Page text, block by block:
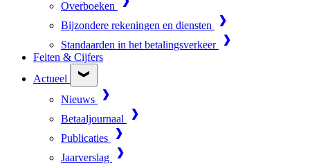
Overboeken
Bijzondere rekeningen en diensten
Standaarden in het betalingsverkeer
Feiten & Cijfers
Actueel
Nieuws
Betaaljournaal
Publicaties
Jaarverslag